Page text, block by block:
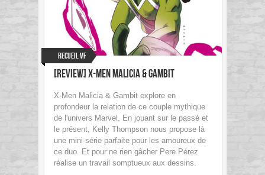
Recueil VF
[Review] X-Men Malicia & Gambit
X-Men Malicia & Gambit explore en
profondeur la relation de ce couple mythique
de l'univers Marvel. En jouant sur le passé et
le présent, Kelly Thompson nous propose là
une mini-série parfaite pour les amoureux de
ce duo. Et pour ne rien gâcher Pere Pérez
réalise un travail somptueux aux dessins.